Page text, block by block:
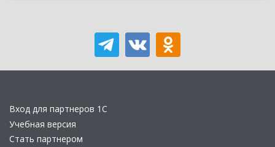
Вход для партнеров 1С
Учебная версия
Стать партнером